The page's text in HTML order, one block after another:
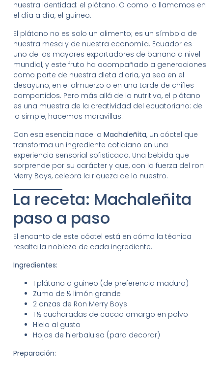
nuestra identidad: el plátano. O como lo llamamos en
el día a día, el guineo.
El plátano no es solo un alimento; es un símbolo de
nuestra mesa y de nuestra economía. Ecuador es
uno de los mayores exportadores de banano a nivel
mundial, y este fruto ha acompañado a generaciones
como parte de nuestra dieta diaria, ya sea en el
desayuno, en el almuerzo o en una tarde de chifles
compartidos. Pero más allá de lo nutritivo, el plátano
es una muestra de la creatividad del ecuatoriano: de
lo simple, hacemos maravillas.
Con esa esencia nace la Machaleñita, un cóctel que
transforma un ingrediente cotidiano en una
experiencia sensorial sofisticada. Una bebida que
sorprende por su carácter y que, con la fuerza del ron
Merry Boys, celebra la riqueza de lo nuestro.
La receta: Machaleñita
paso a paso
El encanto de este cóctel está en cómo la técnica
resalta la nobleza de cada ingrediente.
Ingredientes:
1 plátano o guineo (de preferencia maduro)
Zumo de ½ limón grande
2 onzas de Ron Merry Boys
1 ½ cucharadas de cacao amargo en polvo
Hielo al gusto
Hojas de hierbaluisa (para decorar)
Preparación: